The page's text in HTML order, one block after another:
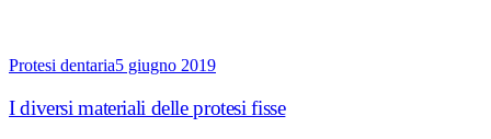
Protesi dentaria5 giugno 2019
I diversi materiali delle protesi fisse